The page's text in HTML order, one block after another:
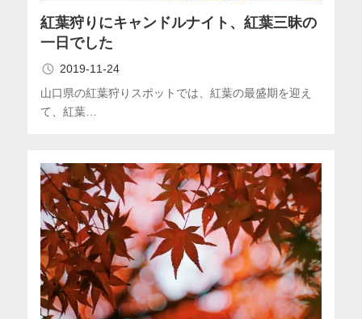
紅葉狩りにキャンドルナイト、紅葉三昧の
一日でした
2019-11-24
山口県の紅葉狩りスポットでは、紅葉の最盛期を迎え
て、紅葉…